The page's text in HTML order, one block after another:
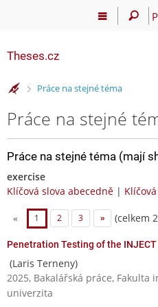
Theses.cz
>Práce na stejné téma
Práce na stejné
Práce na stejné téma (mají
exercise
Klíčová slova abecedně |
« 1 2 3 » (celkem
Penetration Testing of the INJECT
(Laris Terneny)
2025, Bakalářská práce, Fakulta
univerzita